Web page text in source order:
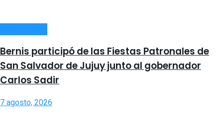
Bernis participó de las Fiestas Patronales de
San Salvador de Jujuy junto al gobernador
Carlos Sadir
7 agosto, 2026